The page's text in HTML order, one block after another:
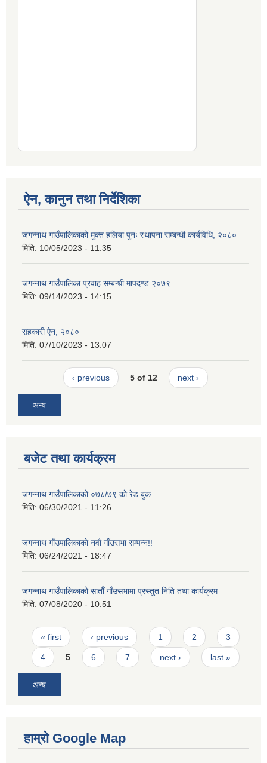
ऐन, कानुन तथा निर्देशिका
जगन्नाथ गाउँपालिकाको मुक्त हलिया पुनः स्थापना सम्बन्धी कार्यविधि, २०८०
मिति: 10/05/2023 - 11:35
जगन्नाथ गाउँपालिका प्रवाह सम्बन्धी मापदण्ड २०७९
मिति: 09/14/2023 - 14:15
सहकारी ऐन, २०८०
मिति: 07/10/2023 - 13:07
‹ previous 5 of 12 next ›
अन्य
बजेट तथा कार्यक्रम
जगन्नाथ गाउँपालिकाको ०७८/७९ काे रेड बुक
मिति: 06/30/2021 - 11:26
जगन्नाथ गाँउपालिकाकाे नवाै गाँउसभा सम्पन्न!!
मिति: 06/24/2021 - 18:47
जगन्नाथ गाउँपालिकाको साताैँ गाँउसभामा प्रस्तुत निति तथा कार्यक्रम
मिति: 07/08/2020 - 10:51
Pages
« first ‹ previous 1 2 3
4 5 6 7 next › last »
अन्य
हाम्रो Google Map